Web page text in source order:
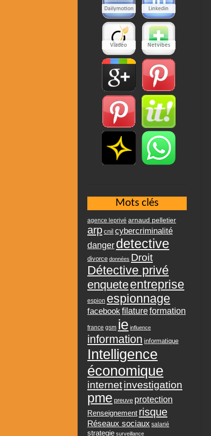
Mots clés
agence leprivé arnaud pelletier
arp cnil cybercriminalité
danger detective
divorce données Droit
Détective privé
enqueteentreprise
espion espionnage
facebookfilatureformation
france gsm ie influence
information informatique
Intelligence
économique
internetinvestigation
pme preuve protection
Renseignement risque
Réseaux sociaux salarié
strategie surveillance